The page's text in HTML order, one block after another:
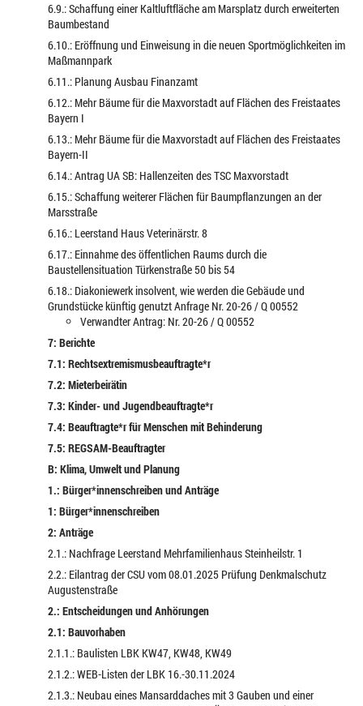
6.9.: Schaffung einer Kaltluftfläche am Marsplatz durch erweiterten
Baumbestand
6.10.: Eröffnung und Einweisung in die neuen Sportmöglichkeiten im
Maßmannpark
6.11.: Planung Ausbau Finanzamt
6.12.: Mehr Bäume für die Maxvorstadt auf Flächen des Freistaates
Bayern I
6.13.: Mehr Bäume für die Maxvorstadt auf Flächen des Freistaates
Bayern-II
6.14.: Antrag UA SB: Hallenzeiten des TSC Maxvorstadt
6.15.: Schaffung weiterer Flächen für Baumpflanzungen an der
Marsstraße
6.16.: Leerstand Haus Veterinärstr. 8
6.17.: Einnahme des öffentlichen Raums durch die
Baustellensituation Türkenstraße 50 bis 54
6.18.: Diakoniewerk insolvent, wie werden die Gebäude und
Grundstücke künftig genutzt Anfrage Nr. 20-26 / Q 00552
Verwandter Antrag: Nr. 20-26 / Q 00552
7: Berichte
7.1: Rechtsextremismusbeauftragte*r
7.2: Mieterbeirätin
7.3: Kinder- und Jugendbeauftragte*r
7.4: Beauftragte*r für Menschen mit Behinderung
7.5: REGSAM-Beauftragter
B: Klima, Umwelt und Planung
1.: Bürger*innenschreiben und Anträge
1: Bürger*innenschreiben
2: Anträge
2.1.: Nachfrage Leerstand Mehrfamilienhaus Steinheilstr. 1
2.2.: Eilantrag der CSU vom 08.01.2025 Prüfung Denkmalschutz
Augustenstraße
2.: Entscheidungen und Anhörungen
2.1: Bauvorhaben
2.1.1.: Baulisten LBK KW47, KW48, KW49
2.1.2.: WEB-Listen der LBK 16.-30.11.2024
2.1.3.: Neubau eines Mansarddaches mit 3 Gauben und einer